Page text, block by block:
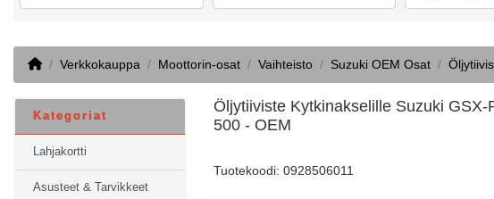
HomeVerkkokauppa Moottorin-osat Vaihteisto Suzuki OEM Osat
Öljytiiviste Kytkinakselille Suzuki
500 - OEM
Tuotekoodi: 0928506011
Kategoriat
Lahjakortti
Asusteet & Tarvikkeet